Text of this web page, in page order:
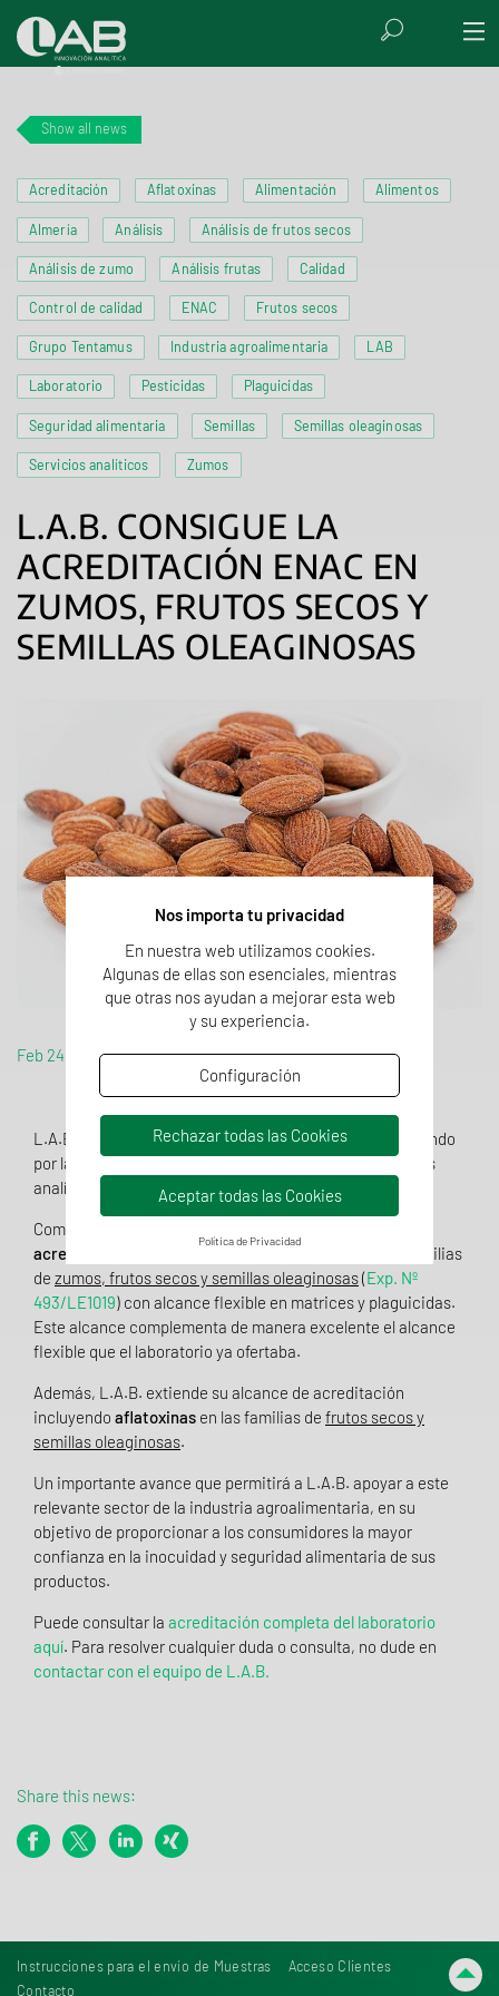
Show all news
Acreditación Aflatoxinas Alimentación Alimentos
Almería Análisis Análisis de frutos secos
Análisis de zumo Análisis frutas Calidad
Control de calidad ENAC Frutos secos
Grupo Tentamus Industria agroalimentaria LAB
Laboratorio Pesticidas Plaguicidas
Seguridad alimentaria Semillas Semillas oleaginosas
Servicios analíticos Zumos
L.A.B. CONSIGUE LA
ACREDITACIÓN ENAC EN
ZUMOS, FRUTOS SECOS Y
SEMILLAS OLEAGINOSAS
Feb 24, 2021
L.A.B. | Laboratorio Analítico Bioclínico continúa apostando
por la calidad y la mejora continua de todos sus servicios
analíticos.
Como consecuencia de ello,
acreditación para los métodos multi-residuo
en las familias
de zumos, frutos secos y semillas oleaginosas(Exp. Nº
493/LE1019) con alcance flexible en matrices y plaguicidas.
Este alcance complementa de manera excelente el alcance
flexible que el laboratorio ya ofertaba.
Además, L.A.B. extiende su alcance de acreditación
incluyendo aflatoxinas en las familias de frutos secos y
semillas oleaginosas.
Un importante avance que permitirá a L.A.B. apoyar a este
relevante sector de la industria agroalimentaria, en su
objetivo de proporcionar a los consumidores la mayor
confianza en la inocuidad y seguridad alimentaria de sus
productos.
Puede consultar la acreditación completa del laboratorio
aquí. Para resolver cualquier duda o consulta, no dude en
contactar con el equipo de L.A.B.
Share this news:
Nos importa tu privacidad
En nuestra web utilizamos cookies.
Algunas de ellas son esenciales, mientras
que otras nos ayudan a mejorar esta web
y su experiencia.
Configuración
Rechazar todas las Cookies
Aceptar todas las Cookies
Política de Privacidad
Instrucciones para el envío de Muestras
Acceso Clientes
Contacto